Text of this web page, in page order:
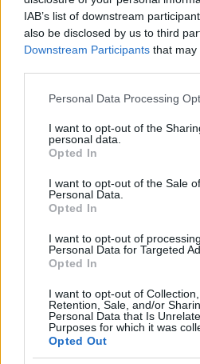
IAB’s list of downstream
also be disclosed by us to third
Downstream Participants that may
Please note that this website/app
not limited to your visit or usage
grant or deny consent to Google
use your data for below specified
consent section.
Personal Data Processing
I want to opt-out of the
personal data.
Opted In
I want to opt-out of the Sale
Personal Data.
Opted In
I want to opt-out of
Personal Data for Targeted
Opted In
I want to opt-out of Collection,
Retention, Sale, and/or
Personal Data that Is
Purposes for which it was
Opted Out
Τροχαίο στη Λαμία/Φωτογραφία lamianow.gr